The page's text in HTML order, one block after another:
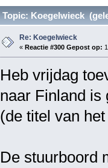
Topic: Koegelwieck
Re: Koegelwieck
« Reactie #300 Gepost op:
Heb vrijdag
naar Finland is
(de titel van
De stuurboord